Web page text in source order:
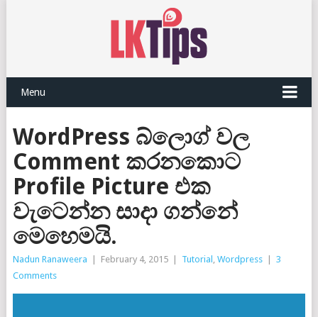
Menu
WordPress බ්ලොග් වල
Comment කරනකොට
Profile Picture එක
වැටෙන්න සාදා ගන්නේ
මෙහෙමයි.
Nadun Ranaweera February 4, 2015 Tutorial , Wordpress
3
Comments